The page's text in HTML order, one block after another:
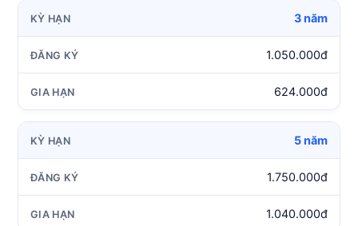
3 năm
1.050.000đ
624.000đ
5 năm
1.750.000đ
1.040.000đ